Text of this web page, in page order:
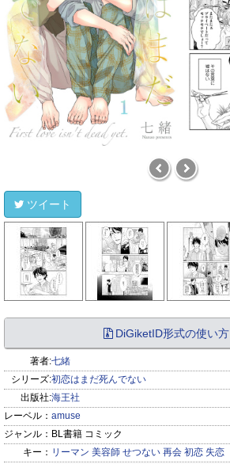
ツイート
DiGiketID形式の使い方
著者:七緒
シリーズ:初恋はまだ死んでない
出版社:海王社
レーベル： amuse
ジャンル： BL書籍 コミック
キー： リーマン 美容師 せつない 再会 初恋 失恋